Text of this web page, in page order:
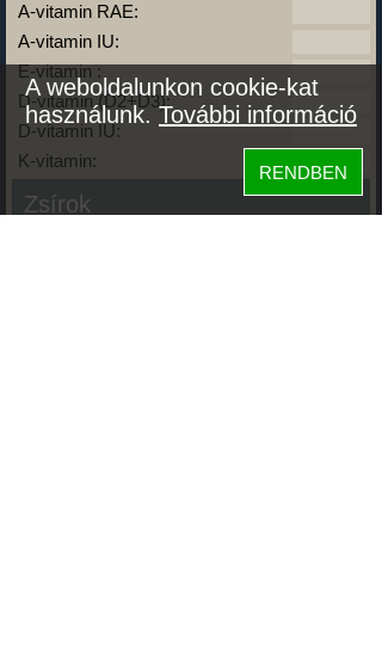
A-vitamin RAE:
A-vitamin IU:
E-vitamin :
D-vitamin (D2+D3):
D-vitamin IU:
K-vitamin:
Zsírok
A weboldalunkon cookie-kat
használunk.További információ
RENDBEN